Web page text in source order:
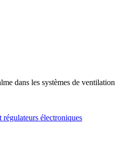
dans les systèmes de ventilation
régulateurs électroniques